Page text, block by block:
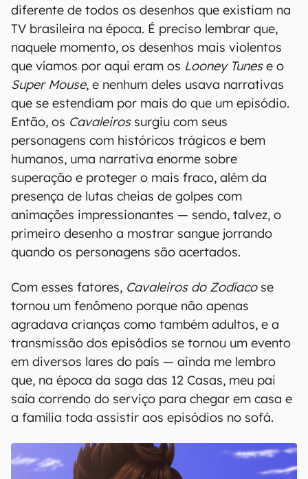
diferente de todos os desenhos que existiam na
TV brasileira na época. É preciso lembrar que,
naquele momento, os desenhos mais violentos
que víamos por aqui eram os Looney Tunese o
Super Mouse, e nenhum deles usava narrativas
que se estendiam por mais do que um episódio.
Então, os Cavaleirossurgiu com seus
personagens com históricos trágicos e bem
humanos, uma narrativa enorme sobre
superação e proteger o mais fraco, além da
presença de lutas cheias de golpes com
animações impressionantes — sendo, talvez, o
primeiro desenho a mostrar sangue jorrando
quando os personagens são acertados.
Com esses fatores, Cavaleiros do Zodíacose
tornou um fenômeno porque não apenas
agradava crianças como também adultos, e a
transmissão dos episódios se tornou um evento
em diversos lares do país — ainda me lembro
que, na época da saga das 12 Casas, meu pai
saía correndo do serviço para chegar em casa e
a família toda assistir aos episódios no sofá.